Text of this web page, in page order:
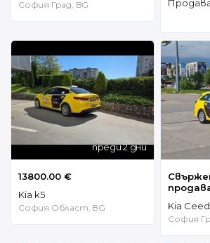
София Град, BG
преди 2 дни
13800.00 €
Kia k5
София Област, BG
Kia Ceed
София